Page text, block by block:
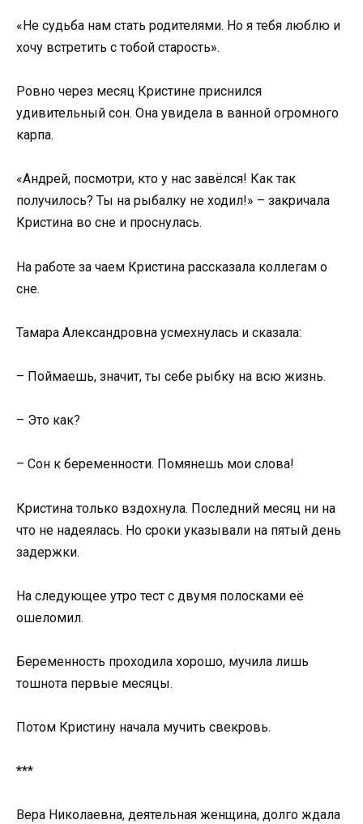
«Не судьба нам стать родителями. Но я тебя люблю и
хочу встретить с тобой старость».
Ровно через месяц Кристине приснился
удивительный сон. Она увидела в ванной огромного
карпа.
«Андрей, посмотри, кто у нас завёлся! Как так
получилось? Ты на рыбалку не ходил!» – закричала
Кристина во сне и проснулась.
На работе за чаем Кристина рассказала коллегам о
сне.
Тамара Александровна усмехнулась и сказала:
– Поймаешь, значит, ты себе рыбку на всю жизнь.
– Это как?
– Сон к беременности. Помянешь мои слова!
Кристина только вздохнула. Последний месяц ни на
что не надеялась. Но сроки указывали на пятый день
задержки.
На следующее утро тест с двумя полосками её
ошеломил.
Беременность проходила хорошо, мучила лишь
тошнота первые месяцы.
Потом Кристину начала мучить свекровь.
***
Вера Николаевна, деятельная женщина, долго ждала